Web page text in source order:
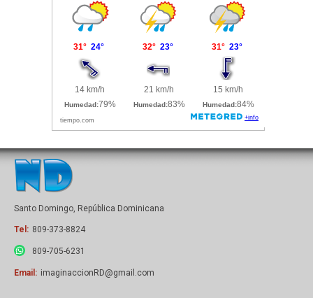
Santo Domingo, República Dominicana
Tel: 809-373-8824
809-705-6231
Email: imaginaccionRD@gmail.com